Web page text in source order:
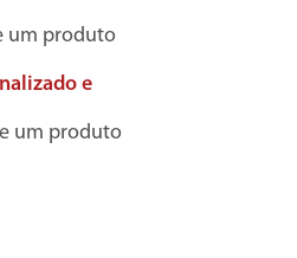
um produto
e
um produto